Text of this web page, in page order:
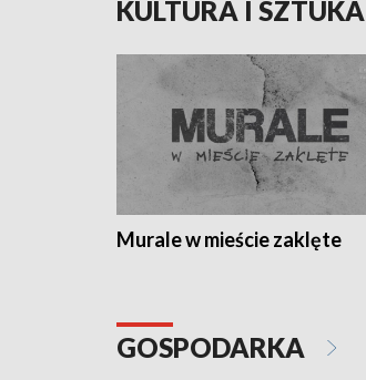
KULTURA I SZTUKA
Murale w mieście zaklęte
GOSPODARKA